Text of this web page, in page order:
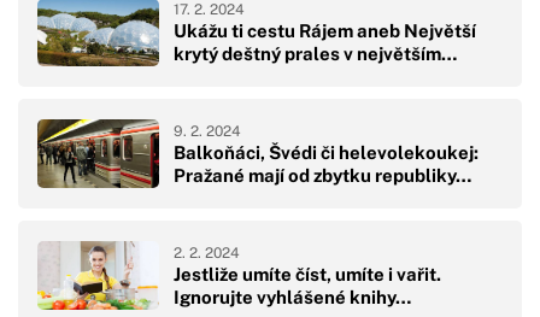
Ukážu ti cestu Rájem aneb Největší
krytý deštný prales v největším…
17. 2. 2024
Balkoňáci, Švédi či helevolekoukej:
Pražané mají od zbytku republiky…
9. 2. 2024
Jestliže umíte číst, umíte i vařit.
Ignorujte vyhlášené knihy…
2. 2. 2024